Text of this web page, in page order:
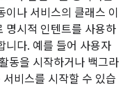
나 서비스의 클래스 이
명시적 인텐트를 사용하
니다. 예를 들어 사용자
동을 시작하거나 백그라
비스를 시작할 수 있습